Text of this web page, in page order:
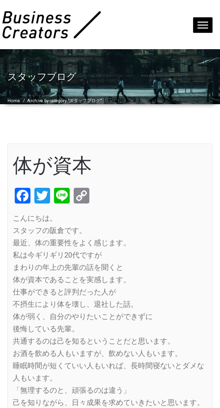
スタッフブログ
Home /Archive by category "スタッフブログ"( Page129 )
体が資本
Facebook
Twitter
Line
こんにちは。
スタッフの阪倉です。
最近、体の重要性をよく感じます。
私は今ギリギリ20代ですが
まわりの年上の先輩の話を聞くと
体が資本であることを実感します。
仕事ができると評判だった人が
不摂生により体を壊し、退社した話。
体が弱く、自分のやりたいことができずに
後悔している先輩。
共通するのは己を知るということだと思います。
お酒を飲める人もいますが、飲めない人もいます。
睡眠時間が短くていい人もいれば、長時間寝ないとダメな
人もいます。
「無理するのと、頑張るのは違う」
己を知りながら、日々成果を求めていきたいと思います。